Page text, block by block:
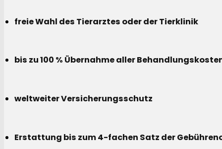
freie Wahl des Tierarztes oder der Tierklinik
bis zu 100 % Übernahme aller
weltweiter Versicherungsschutz
Erstattung bis zum 4-fachen Satz der